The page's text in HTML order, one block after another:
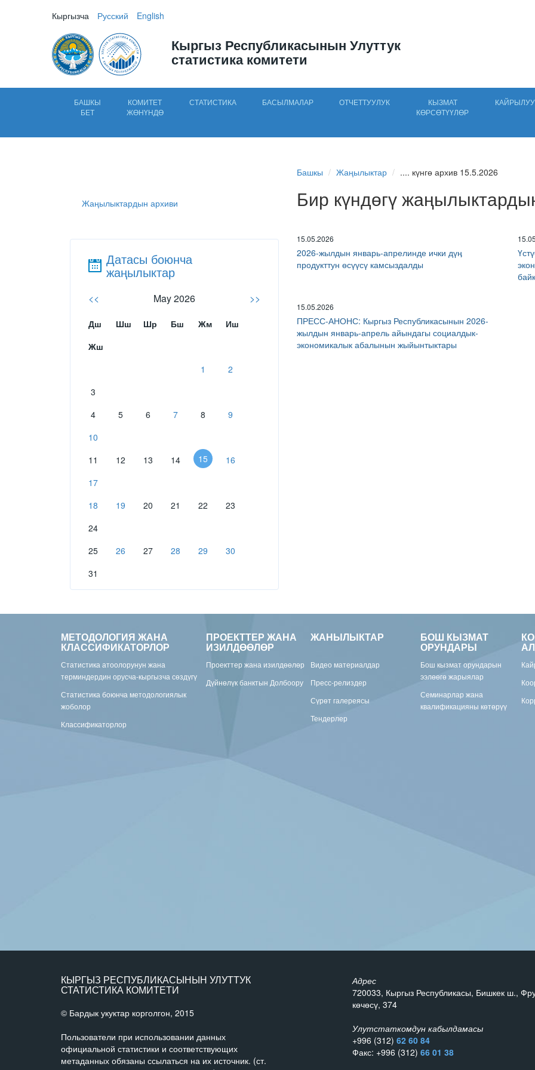
Кыргызча Русский English
Кыргыз Республикасынын Улуттук
статистика комитети
БАШКЫ
БЕТ
КОМИТЕТ
ЖӨНҮНДӨ
СТАТИСТИКА БАСЫЛМАЛАР ОТЧЕТТУУЛУК
КЫЗМАТ
КӨРСӨТҮҮЛӨР
Жаңылыктардын архиви
Датасы боюнча
жаңылыктар
<< May 2026 >>
Дш Шш Шр Бш Жм
Иш
Жш
1
2
3
4
5 6 7 8
9
10
11
12 13 14 15
16
17
18
19 20 21 22
23
24
25
26 27 28 29
30
31
Башкы Жаңылыктар .... күнгө архив 15.5.2026
Бир күндөгү
15.05.2026
2026-жылдын январь-апрелинде ички дүӊ
продукттун өсүүсү камсыздалды
15.05.2026
ПРЕСС-АНОНС: Кыргыз Республикасынын 2026-
жылдын январь-апрель айындагы социалдык-
экономикалык абалынын жыйынтыктары
МЕТОДОЛОГИЯ ЖАНА
КЛАССИФИКАТОРЛОР
Статистика атоолорунун жана
терминдердин орусча-кыргызча сөздүгү
Статистика боюнча методологиялык
жоболор
Классификаторлор
ПРОЕКТТЕР ЖАНА
ИЗИЛДӨӨЛӨР
Проекттер жана изилдөөлөр
Дүйнөлүк банктын Долбоору
ЖАНЫЛЫКТАР
Видео материалдар
Пресс-релиздер
Сүрөт галереясы
Тендерлер
БОШ КЫЗМАТ
ОРУНДАРЫ
Бош кызмат орундарын
ээлөөгө жарыялар
Семинарлар жана
квалификацияны көтөрүү
КЫРГЫЗ РЕСПУБЛИКАСЫНЫН УЛУТТУК
СТАТИСТИКА КОМИТЕТИ
© Бардык укуктар корголгон, 2015
Пользователи при использовании данных
официальной статистики и соответствующих
метаданных обязаны ссылаться на их источник. (ст.
Адрес
720033, Кыргыз Республикасы, Бишкек ш.,
көчөсү, 374
Улутстаткомдун кабылдамасы
+996 (312) 62 60 84
Факс: +996 (312) 66 01 38